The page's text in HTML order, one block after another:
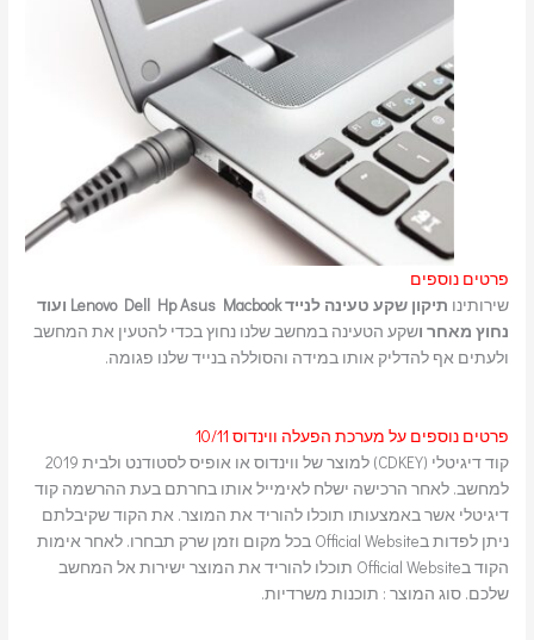
פרטים נוספים
שירותינו
תיקון שקע טעינה לנייד Lenovo Dell Hp Asus Macbook ועוד
נחוץ מאחר ושקע הטעינה במחשב שלנו נחוץ בכדי להטעין את המחשב
ולעתים אף להדליק אותו במידה והסוללה בנייד שלנו פגומה.
פרטים נוספים על מערכת הפעלה ווינדוס 10/11
קוד דיגיטלי (CDKEY) למוצר של ווינדוס או אופיס לסטודנט ולבית 2019
למחשב. לאחר הרכישה ישלח לאימייל אותו בחרתם בעת ההרשמה קוד
דיגיטלי אשר באמצעותו תוכלו להוריד את המוצר. את הקוד שקיבלתם
ניתן לפדות בOfficial Website בכל מקום וזמן שרק תבחרו. לאחר אימות
הקוד בOfficial Website תוכלו להוריד את המוצר ישירות אל המחשב
שלכם. סוג המוצר : תוכנות משרדיות.